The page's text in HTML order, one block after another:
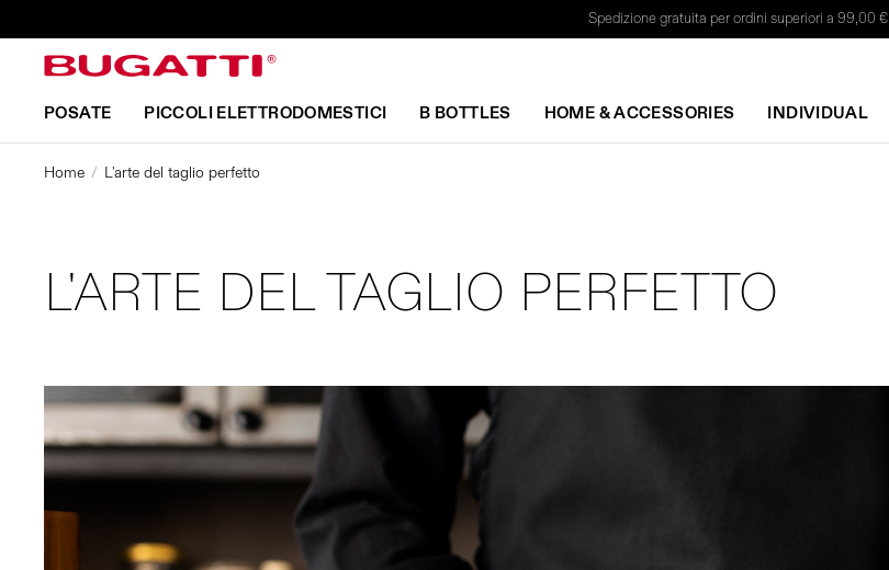
Spedizione gratuita per ordini superiori a 99,00 €
POSATE PICCOLI ELETTRODOMESTICI B BOTTLES HOME & ACCESSORIES INDIVIDUAL
Home L'arte del taglio perfetto
L'ARTE DEL TAGLIO PERFETTO